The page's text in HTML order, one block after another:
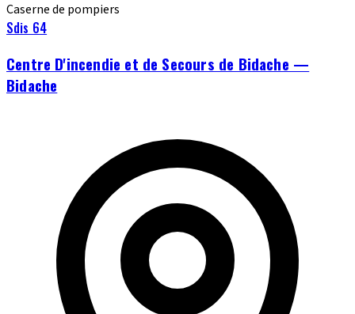
Caserne de pompiers
Sdis 64
Centre D'incendie et de Secours de Bidache —
Bidache